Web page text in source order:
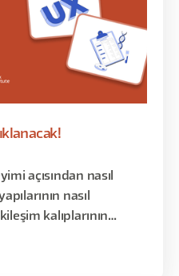
açısından nasıl
nasıl
kalıplarının
amacı tasarım